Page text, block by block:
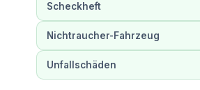
Scheckheft
Nichtraucher-Fahrzeug
Unfallschäden